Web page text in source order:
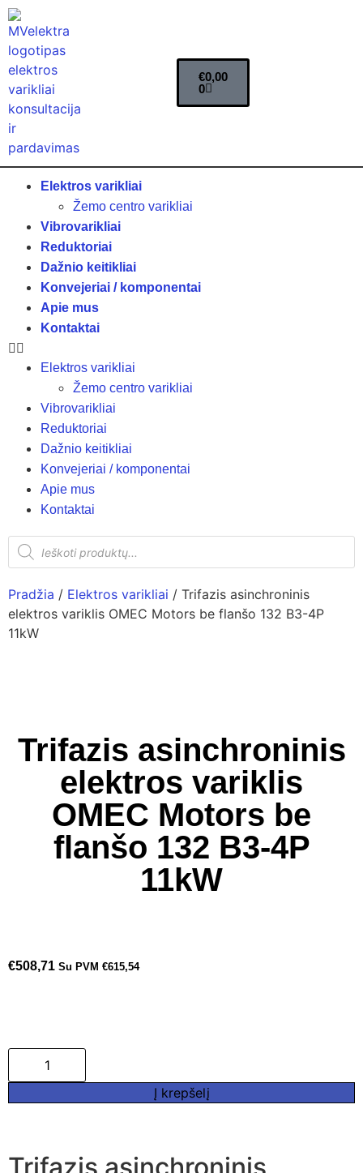
€0,00
0
Elektros varikliai
Žemo centro varikliai
Vibrovarikliai
Reduktoriai
Dažnio keitikliai
Konvejeriai / komponentai
Apie mus
Kontaktai
Elektros varikliai
Žemo centro varikliai
Vibrovarikliai
Reduktoriai
Dažnio keitikliai
Konvejeriai / komponentai
Apie mus
Kontaktai
Pradžia / Elektros varikliai / Trifazis asinchroninis
elektros variklis OMEC Motors be flanšo 132 B3-4P
11kW
Trifazis asinchroninis
elektros variklis
OMEC Motors be
flanšo 132 B3-4P
11kW
€508,71 Su PVM €615,54
Į krepšelį